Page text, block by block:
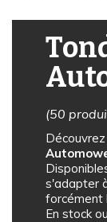
(50
s'adapter
forcément
En stock